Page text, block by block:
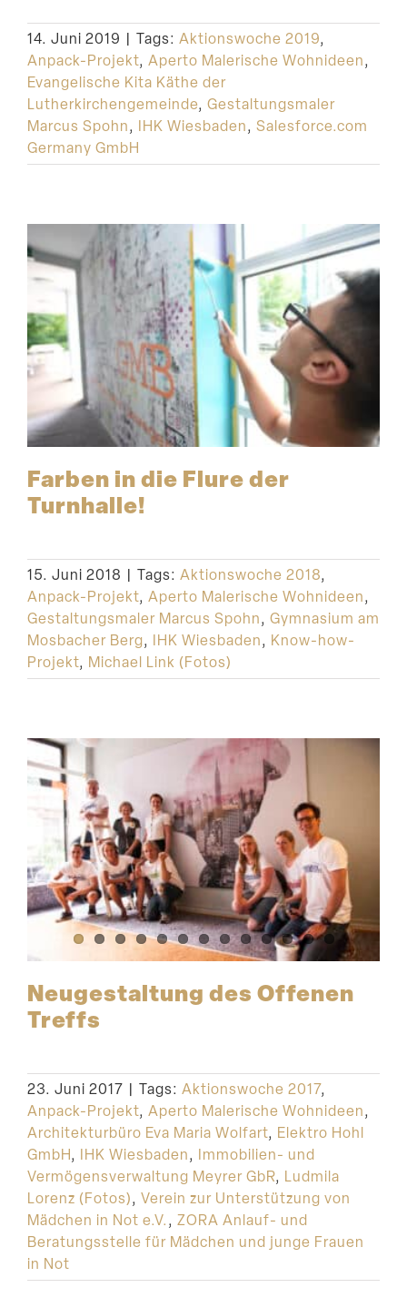
Suche
14. Juni 2019 | Tags: Aktionswoche 2019,
Anpack-Projekt, Aperto Malerische Wohnideen,
Evangelische Kita Käthe der
Lutherkirchengemeinde, Gestaltungsmaler
Marcus Spohn, IHK Wiesbaden, Salesforce.com
Germany GmbH
Farben in die Flure der
Turnhalle!
15. Juni 2018 | Tags: Aktionswoche 2018,
Anpack-Projekt, Aperto Malerische Wohnideen,
Gestaltungsmaler Marcus Spohn, Gymnasium am
Mosbacher Berg, IHK Wiesbaden, Know-how-
Projekt, Michael Link (Fotos)
Neuge­staltung des Offenen
Treffs
23. Juni 2017 | Tags: Aktionswoche 2017,
Anpack-Projekt, Aperto Malerische Wohnideen,
Architekturbüro Eva Maria Wolfart, Elektro Hohl
GmbH, IHK Wiesbaden, Immobilien- und
Vermögensverwaltung Meyrer GbR, Ludmila
Lorenz (Fotos), Verein zur Unterstützung von
Mädchen in Not e.V., ZORA Anlauf- und
Beratungsstelle für Mädchen und junge Frauen
in Not